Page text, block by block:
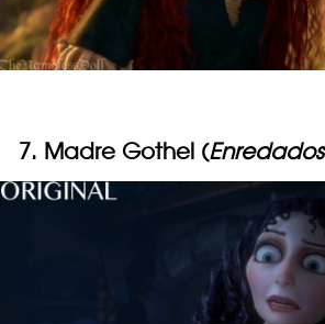
7. Madre Gothel (Enredados